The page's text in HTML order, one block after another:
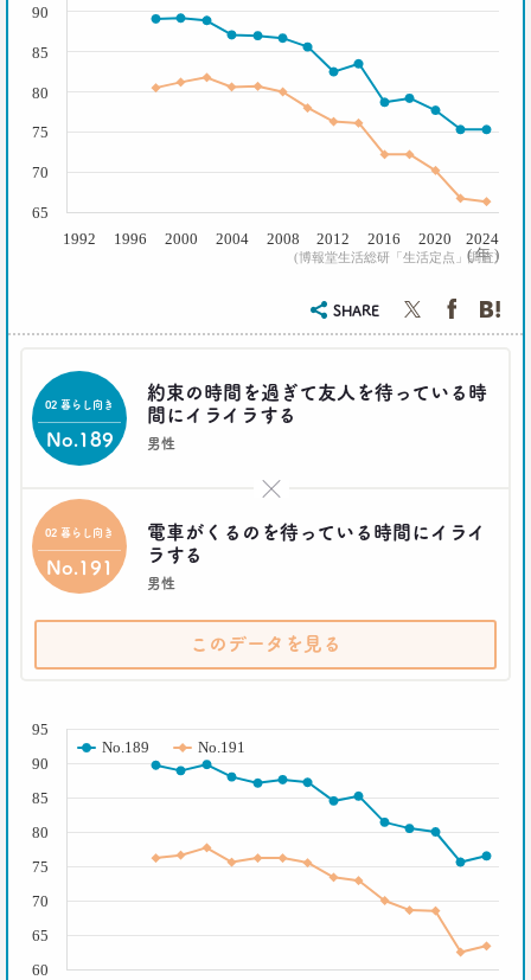
生活総研 主席研究員
たこ焼きが1位？ 和食が消えた？
好きな料理ランキング大激変
40代おじさんの幸せは“時産”にあり
--日経クロストレンド 連載②--
前沢 裕文
2021.02.09
「43歳からおじさん」が調査で判明！
「7つの特徴」を大分析
--日経クロストレンド 連載①--
生活総研 上席研究員/コピーライター
前沢 裕文
人気コスプレイヤー･伊織もえさんに聞く 仮装とは
2019.08.28
日本人男性の｢寿司･ラーメン離れ｣
生活総研 上席研究員/コピーライター
生活総研 上席研究員
( 年 )
(博報堂生活総研「生活定点」調査)
1992 1996 2000 2004 2008 2012 2016 2020 2024
80
90
65
70
75
85
SHARE
約束の時間を過ぎて友人を待っている時
間にイライラする
男性
02 暮らし向き
No.189
電車がくるのを待っている時間にイライ
ラする
男性
02 暮らし向き
No.191
このデータを見る
No.189 No.191
80
90
60
65
70
75
85
95